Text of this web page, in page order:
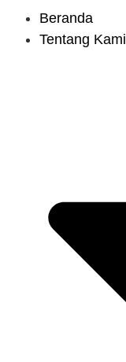
Beranda
Tentang Kami